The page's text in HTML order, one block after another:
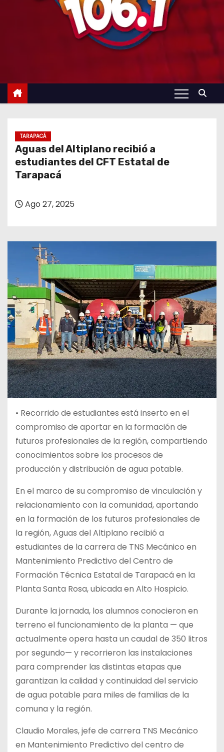
TARAPACÁ
Aguas del Altiplano recibió a
estudiantes del CFT Estatal de
Tarapacá
Ago 27, 2025
• Recorrido de estudiantes está inserto en el
compromiso de aportar en la formación de
futuros profesionales de la región, compartiendo
conocimientos sobre los procesos de
producción y distribución de agua potable.
En el marco de su compromiso de vinculación y
relacionamiento con la comunidad, aportando
en la formación de los futuros profesionales de
la región, Aguas del Altiplano recibió a
estudiantes de la carrera de TNS Mecánico en
Mantenimiento Predictivo del Centro de
Formación Técnica Estatal de Tarapacá en la
Planta Santa Rosa, ubicada en Alto Hospicio.
Durante la jornada, los alumnos conocieron en
terreno el funcionamiento de la planta — que
actualmente opera hasta un caudal de 350 litros
por segundo— y recorrieron las instalaciones
para comprender las distintas etapas que
garantizan la calidad y continuidad del servicio
de agua potable para miles de familias de la
comuna y la región.
Claudio Morales, jefe de carrera TNS Mecánico
en Mantenimiento Predictivo del centro de